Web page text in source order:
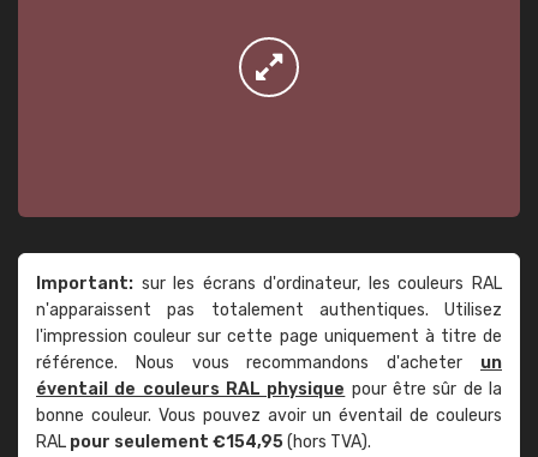
Important: sur les écrans d'ordinateur, les couleurs RAL
n'apparaissent pas totalement authentiques. Utilisez
l'impression couleur sur cette page uniquement à titre de
référence. Nous vous recommandons d'acheter un
éventail de couleurs RAL physique pour être sûr de la
bonne couleur. Vous pouvez avoir un éventail de couleurs
RAL pour seulement €154,95(hors TVA).